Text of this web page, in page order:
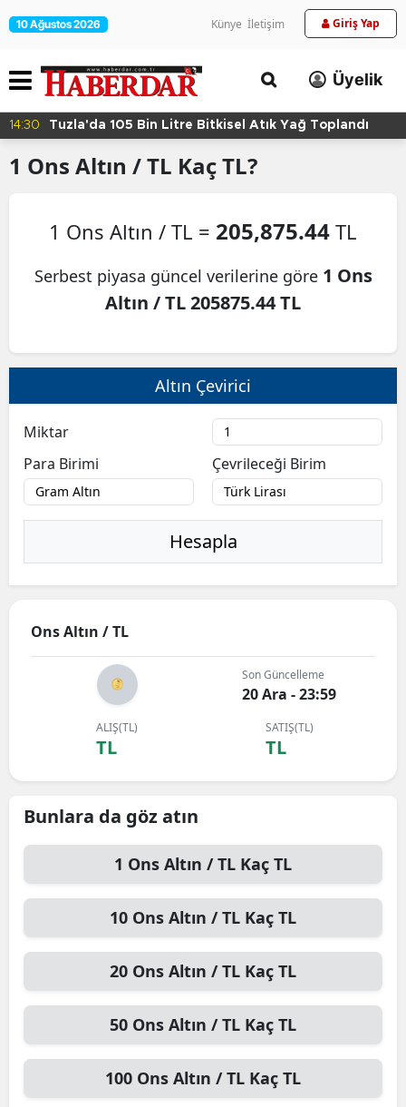
10 Ağustos 2026 Künye İletişim Giriş Yap
Üyelik
14:30 Tuzla'da 105 Bin Litre Bitkisel Atık Yağ Toplandı
1 Ons Altın / TL Kaç TL?
1 Ons Altın / TL = 205,875.44 TL
Serbest piyasa güncel verilerine göre 1 Ons
Altın / TL 205875.44 TL
Altın Çevirici
Miktar
Para Birimi
Çevrileceği Birim
Hesapla
Ons Altın / TL
Son Güncelleme
20 Ara - 23:59
ALIŞ(TL)
TL
SATIŞ(TL)
TL
Bunlara da göz atın
1 Ons Altın / TL Kaç TL
10 Ons Altın / TL Kaç TL
20 Ons Altın / TL Kaç TL
50 Ons Altın / TL Kaç TL
100 Ons Altın / TL Kaç TL